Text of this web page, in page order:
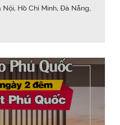
Hồ Chí Minh, Đà Nẵng,